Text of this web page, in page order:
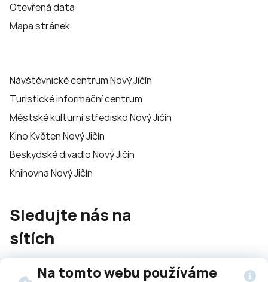
Na tomto webu používáme
Otevřená data
Mapa stránek
Návštěvnické centrum Nový Jičín
Turistické informační centrum
Městské kulturní středisko Nový Jičín
Kino Květen Nový Jičín
Beskydské divadlo Nový Jičín
Knihovna Nový Jičín
Sledujte nás na
sítích